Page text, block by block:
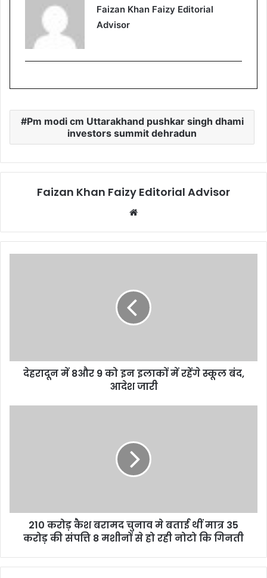
Faizan Khan Faizy Editorial
Advisor
Pm modi cm Uttarakhand pushkar singh dhami
investors summit dehradun
Faizan Khan Faizy Editorial Advisor
b
s
e
देहरादून में 8और 9 को इन इलाकों में रहेंगे स्कूल बंद,
आदेश जारी
210 करोड़ कैश बरामद चुनाव मे बताई थीं मात्र 35
करोड़ की संपत्ति 8 मशीनों से हो रही नोटो कि गिनती